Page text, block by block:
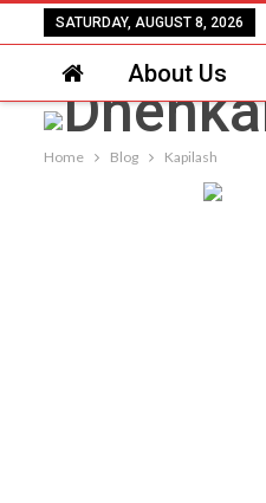
SATURDAY, AUGUST 8, 2026
About Us
Home Blog Kapilash